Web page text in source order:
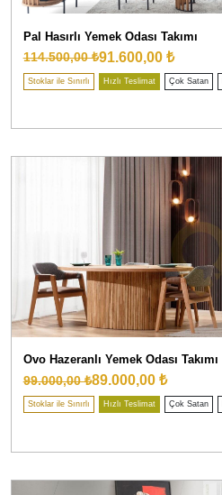
Pal Hasırlı Yemek Odası Takımı
114.500,00 ₺91.600,00 ₺
Stoklar ile Sınırlı Hızlı Teslimat Çok Satan
Ovo Hazeranlı Yemek Odası Takımı
99.000,00 ₺89.000,00 ₺
Stoklar ile Sınırlı Hızlı Teslimat Çok Satan